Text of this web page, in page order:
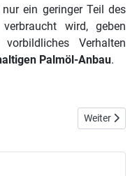
ein geringer Teil des
wird, geben
Verhalten
Palmöl-Anbau.
bei der Automobilherstellung
Nächster
Weiter